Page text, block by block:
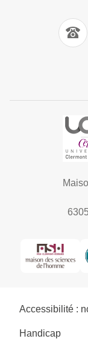
Accessibilité :
Handicap